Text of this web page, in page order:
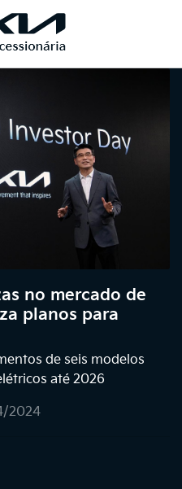
no mercado de
planos para
de seis modelos
até 2026
2024